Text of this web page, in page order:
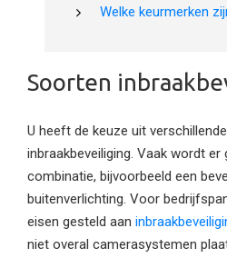
Welke keurmerken
Soorten
U heeft de keuze uit
inbraakbeveiliging. Vaak wordt er
combinatie, bijvoorbeeld een
buitenverlichting. Voor
eisen gesteld aan
niet overal camerasystemen